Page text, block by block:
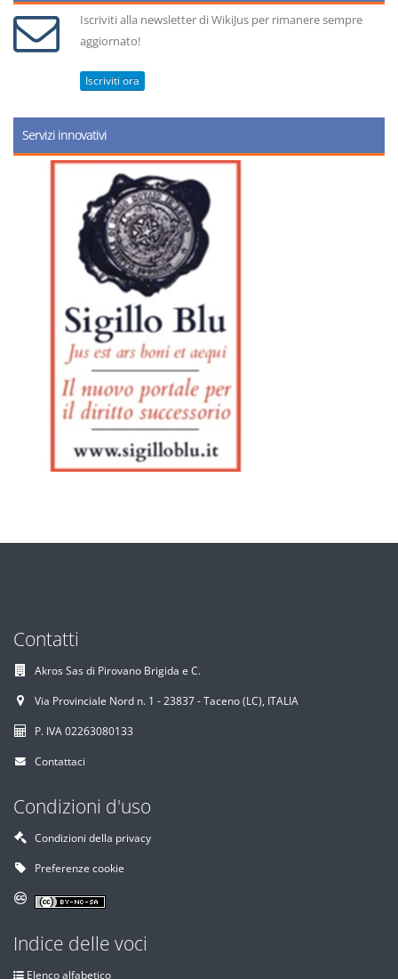
Iscriviti alla newsletter di WikiJus per rimanere sempre
aggiornato!
Iscriviti ora
Servizi innovativi
Contatti
Akros Sas di Pirovano Brigida e C.
Via Provinciale Nord n. 1 - 23837 - Taceno (LC), ITALIA
P. IVA 02263080133
Contattaci
Condizioni d'uso
Condizioni della privacy
Preferenze cookie
Indice delle voci
Elenco alfabetico